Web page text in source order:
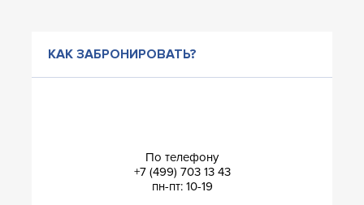
КАК ЗАБРОНИРОВАТЬ?
По телефону
+7 (499) 703 13 43
пн-пт: 10-19